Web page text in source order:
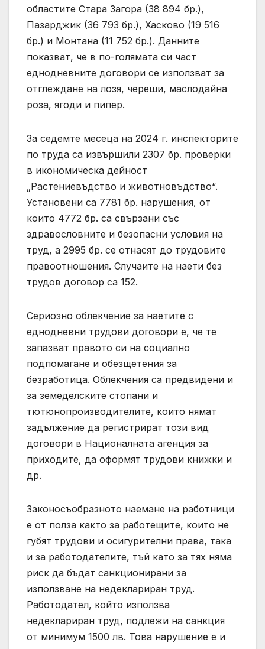
областите Стара Загора (38 894 бр.),
Пазарджик (36 793 бр.), Хасково (19 516
бр.) и Монтана (11 752 бр.). Данните
показват, че в по-голямата си част
еднодневните договори се използват за
отглеждане на лозя, череши, маслодайна
роза, ягоди и пипер.
За седемте месеца на 2024 г. инспекторите
по труда са извършили 2307 бр. проверки
в икономическа дейност
„Растениевъдство и животновъдство“.
Установени са 7781 бр. нарушения, от
които 4772 бр. са свързани със
здравословните и безопасни условия на
труд, а 2995 бр. се отнасят до трудовите
правоотношения. Случаите на наети без
трудов договор са 152.
Сериозно облекчение за наетите с
еднодневни трудови договори е, че те
запазват правото си на социално
подпомагане и обезщетения за
безработица. Облекчения са предвидени и
за земеделските стопани и
тютюнопроизводителите, които нямат
задължение да регистрират този вид
договори в Националната агенция за
приходите, да оформят трудови книжки и
др.
Законосъобразното наемане на работници
е от полза както за работещите, които не
губят трудови и осигурителни права, така
и за работодателите, тъй като за тях няма
риск да бъдат санкционирани за
използване на недеклариран труд.
Работодател, който използва
недеклариран труд, подлежи на санкция
от минимум 1500 лв. Това нарушение е и